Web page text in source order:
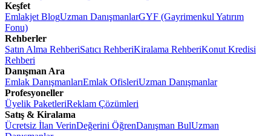
Keşfet
Emlakjet BlogUzman DanışmanlarGYF (Gayrimenkul Yatırım
Fonu)
Rehberler
Satın Alma RehberiSatıcı RehberiKiralama RehberiKonut Kredisi
Rehberi
Danışman Ara
Emlak DanışmanlarıEmlak OfisleriUzman Danışmanlar
Profesyoneller
Üyelik PaketleriReklam Çözümleri
Satış & Kiralama
Ücretsiz İlan VerinDeğerini ÖğrenDanışman BulUzman